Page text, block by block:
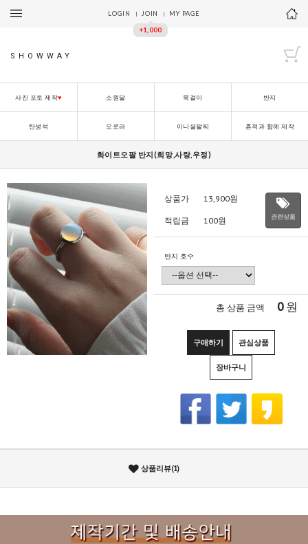
LOGIN JOIN
+1,000
MY PAGE
SHOWWAY
사진 포토 제작♥ 소원달 목걸이 반지
탄생석 오로라 이니셜팔찌 흔적과 함께 제작
화이트오팔 반지(희망,사랑,우정)
상품가 13,900원
적립금 100원 관련상품
반지 호수
총 상품 금액 0원
구매하기 관심상품
장바구니
상품리뷰(1)